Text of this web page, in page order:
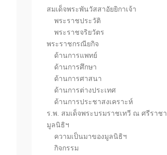
สมเด็จพระพันวัสสาอัยยิกาเจ้า
พระราชประวัติ
พระราชจริยวัตร
พระราชกรณียกิจ
ด้านการแพทย์
ด้านการศึกษา
ด้านการศาสนา
ด้านการต่างประเทศ
ด้านการประชาสงเคราะห์
ร.พ. สมเด็จพระบรมราชเทวี ณ ศรีราชา
มูลนิธิฯ
ความเป็นมาของมูลนิธิฯ
กิจกรรม